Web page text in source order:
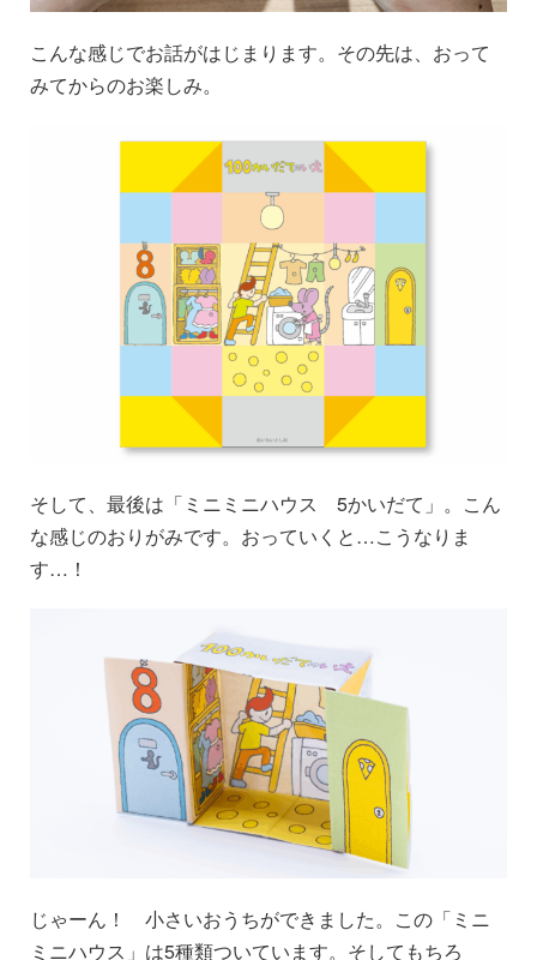
こんな感じでお話がはじまります。その先は、おって
みてからのお楽しみ。
そして、最後は「ミニミニハウス 5かいだて」。こん
な感じのおりがみです。おっていくと…こうなりま
す…！
じゃーん！ 小さいおうちができました。この「ミニ
ミニハウス」は5種類ついています。そしてもちろ